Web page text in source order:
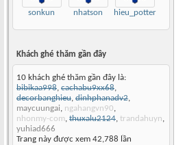
sonkun nhatson hieu_potter
Khách ghé thăm gần đây
10 khách ghé thăm gần đây là:
bibikaa998, cachabu9xx68,
decorbanghieu, dinhphanadv2,
maycuungai, ngahangvn90,
nhonmy-com, thuxalu2124, trandahuyn,
yuhiad666
Trang này được xem 42,788 lần